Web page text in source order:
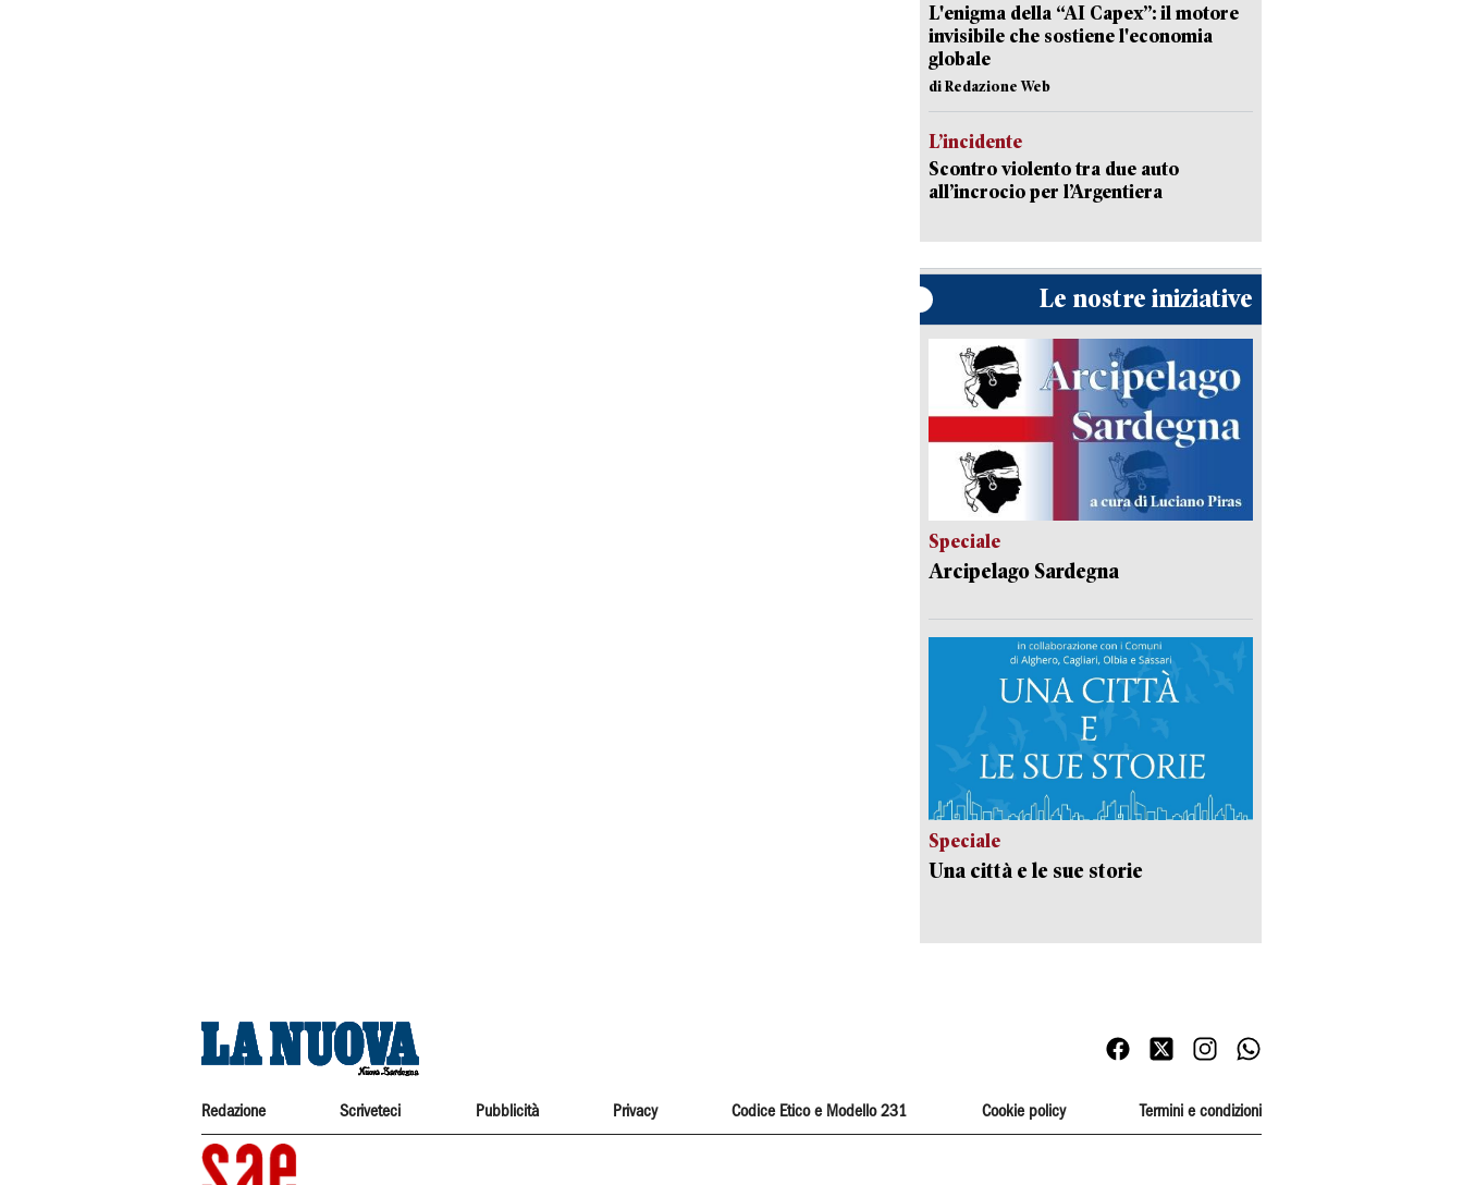
L'enigma della “AI Capex”: il motore
invisibile che sostiene l'economia
globale
di Redazione Web
L’incidente
Scontro violento tra due auto
all’incrocio per l’Argentiera
Le nostre iniziative
Speciale
Arcipelago Sardegna
Speciale
Una città e le sue storie
Redazione Scriveteci Pubblicità Privacy Codice Etico e Modello 231 Cookie policy Termini e condizioni